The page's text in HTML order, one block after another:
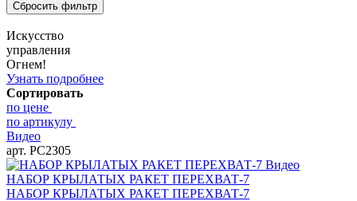
Искусство
управления
Огнем!
Узнать подробнее
Сортировать
по цене
по артикулу
Видео
арт. РС2305
Видео
НАБОР КРЫЛАТЫХ РАКЕТ ПЕРЕХВАТ-7
НАБОР КРЫЛАТЫХ РАКЕТ ПЕРЕХВАТ-7